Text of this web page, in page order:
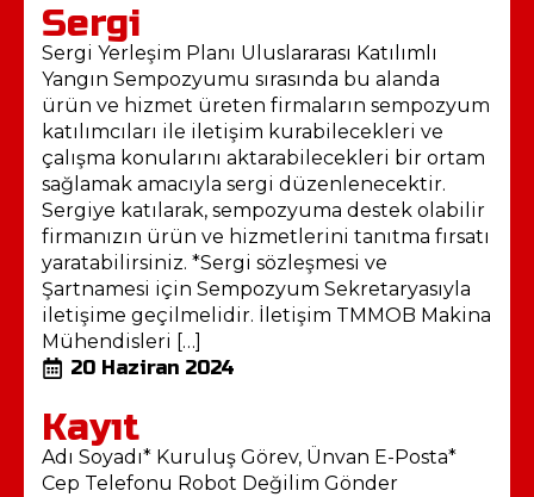
Sergi
Sergi Yerleşim Planı Uluslararası Katılımlı
Yangın Sempozyumu sırasında bu alanda
ürün ve hizmet üreten firmaların sempozyum
katılımcıları ile iletişim kurabilecekleri ve
çalışma konularını aktarabilecekleri bir ortam
sağlamak amacıyla sergi düzenlenecektir.
Sergiye katılarak, sempozyuma destek olabilir
firmanızın ürün ve hizmetlerini tanıtma fırsatı
yaratabilirsiniz. *Sergi sözleşmesi ve
Şartnamesi için Sempozyum Sekretaryasıyla
iletişime geçilmelidir. İletişim TMMOB Makina
Mühendisleri […]
20 Haziran 2024
Kayıt
Adı Soyadı* Kuruluş Görev, Ünvan E-Posta*
Cep Telefonu Robot Değilim Gönder